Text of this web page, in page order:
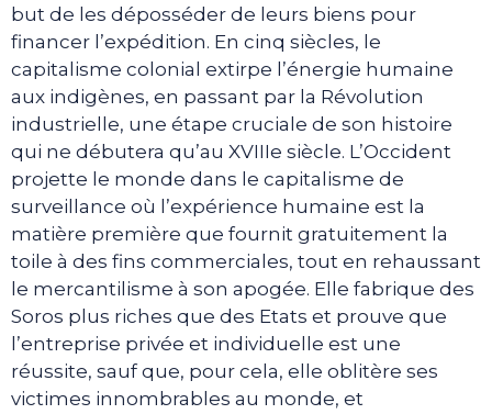
but de les déposséder de leurs biens pour
financer l’expédition. En cinq siècles, le
capitalisme colonial extirpe l’énergie humaine
aux indigènes, en passant par la Révolution
industrielle, une étape cruciale de son histoire
qui ne débutera qu’au XVIIIe siècle. L’Occident
projette le monde dans le capitalisme de
surveillance où l’expérience humaine est la
matière première que fournit gratuitement la
toile à des fins commerciales, tout en rehaussant
le mercantilisme à son apogée. Elle fabrique des
Soros plus riches que des Etats et prouve que
l’entreprise privée et individuelle est une
réussite, sauf que, pour cela, elle oblitère ses
victimes innombrables au monde, et